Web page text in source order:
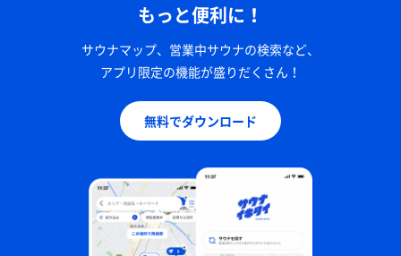
もっと便利に！
サウナマップ、営業中サウナの検索など、
アプリ限定の機能が盛りだくさん！
無料でダウンロード